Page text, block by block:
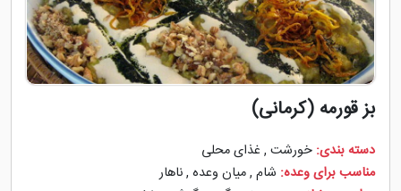
بز قورمه (کرمانی)
دسته بندی: خورشت , غذای محلی
مناسب برای وعده: شام ,میان وعده ,ناهار